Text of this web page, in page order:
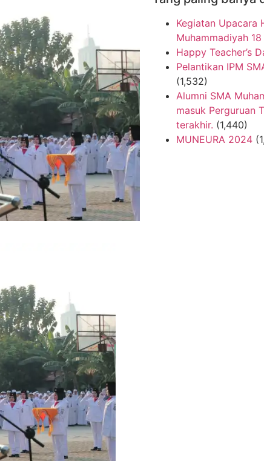
Kegiatan Upacara
Muhammadiyah 18
Happy Teacher’s
Pelantikan IPM
(1,532)
Alumni SMA
masuk Perguruan
terakhir. (1,440)
MUNEURA 2024